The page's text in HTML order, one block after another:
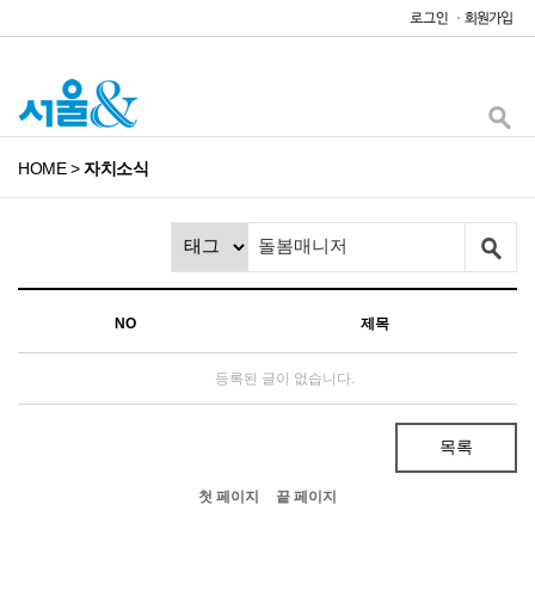
HOME>자치소식
NO 제목
등록된 글이 없습니다.
목록
첫 페이지 끝 페이지